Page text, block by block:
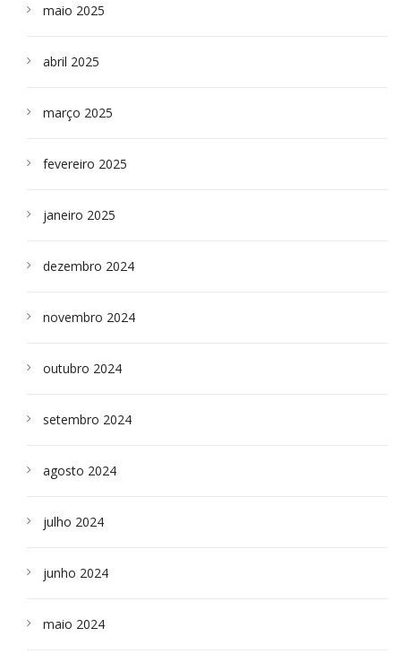
maio 2025
abril 2025
março 2025
fevereiro 2025
janeiro 2025
dezembro 2024
novembro 2024
outubro 2024
setembro 2024
agosto 2024
julho 2024
junho 2024
maio 2024